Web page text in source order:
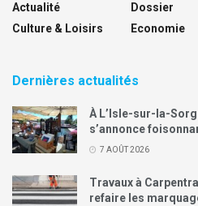
Actualité
Culture & Loisirs
Dossier
Economie
Dernières actualités
À L’Isle-sur-la-
s’annonce
7 AOÛT 2026
Travaux à
refaire les